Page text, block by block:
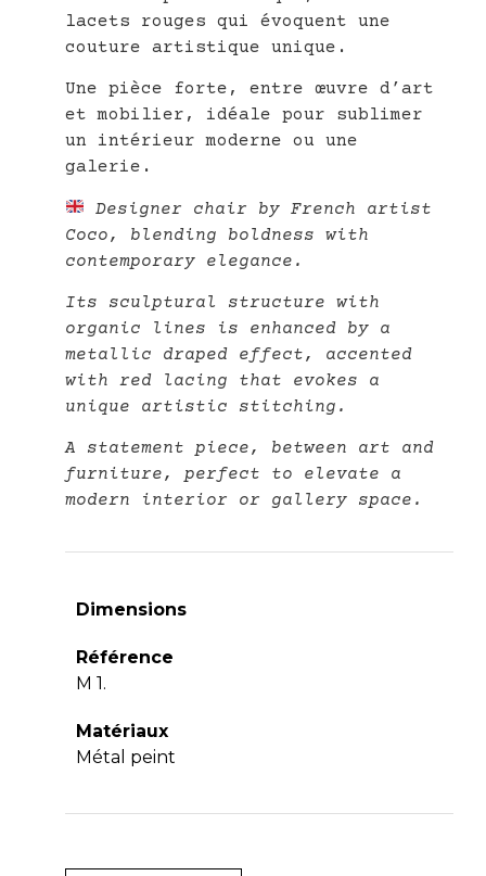
lacets rouges qui évoquent une
couture artistique unique.
Une pièce forte, entre œuvre d’art
et mobilier, idéale pour sublimer
un intérieur moderne ou une
galerie.
Designer chair by French artist
Coco, blending boldness with
contemporary elegance.
Its sculptural structure with
organic lines is enhanced by a
metallic draped effect, accented
with red lacing that evokes a
unique artistic stitching.
A statement piece, between art and
furniture, perfect to elevate a
modern interior or gallery space.
Dimensions
Référence
M 1.
Matériaux
Métal peint